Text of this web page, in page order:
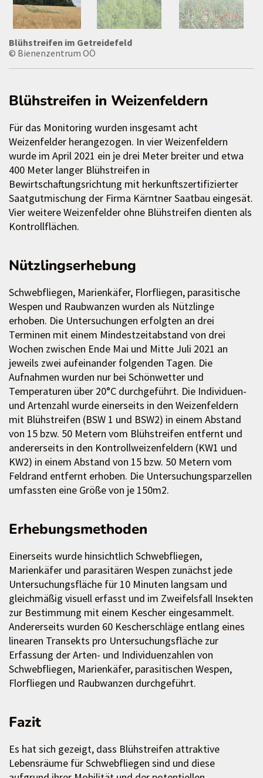
Blühstreifen im Getreidefeld
© Bienenzentrum OÖ
Blühstreifen in Weizenfeldern
Für das Monitoring wurden insgesamt acht
Weizenfelder herangezogen. In vier Weizenfeldern
wurde im April 2021 ein je drei Meter breiter und etwa
400 Meter langer Blühstreifen in
Bewirtschaftungsrichtung mit herkunftszertifizierter
Saatgutmischung der Firma Kärntner Saatbau eingesät.
Vier weitere Weizenfelder ohne Blühstreifen dienten als
Kontrollflächen.
Nützlingserhebung
Schwebfliegen, Marienkäfer, Florfliegen, parasitische
Wespen und Raubwanzen wurden als Nützlinge
erhoben. Die Untersuchungen erfolgten an drei
Terminen mit einem Mindestzeitabstand von drei
Wochen zwischen Ende Mai und Mitte Juli 2021 an
jeweils zwei aufeinander folgenden Tagen. Die
Aufnahmen wurden nur bei Schönwetter und
Temperaturen über 20°C durchgeführt. Die Individuen-
und Artenzahl wurde einerseits in den Weizenfeldern
mit Blühstreifen (BSW 1 und BSW2) in einem Abstand
von 15 bzw. 50 Metern vom Blühstreifen entfernt und
andererseits in den Kontrollweizenfeldern (KW1 und
KW2) in einem Abstand von 15 bzw. 50 Metern vom
Feldrand entfernt erhoben. Die Untersuchungsparzellen
umfassten eine Größe von je 150m2.
Erhebungsmethoden
Einerseits wurde hinsichtlich Schwebfliegen,
Marienkäfer und parasitären Wespen zunächst jede
Untersuchungsfläche für 10 Minuten langsam und
gleichmäßig visuell erfasst und im Zweifelsfall Insekten
zur Bestimmung mit einem Kescher eingesammelt.
Andererseits wurden 60 Kescherschläge entlang eines
linearen Transekts pro Untersuchungsfläche zur
Erfassung der Arten- und Individuenzahlen von
Schwebfliegen, Marienkäfer, parasitischen Wespen,
Florfliegen und Raubwanzen durchgeführt.
Fazit
Es hat sich gezeigt, dass Blühstreifen attraktive
Lebensräume für Schwebfliegen sind und diese